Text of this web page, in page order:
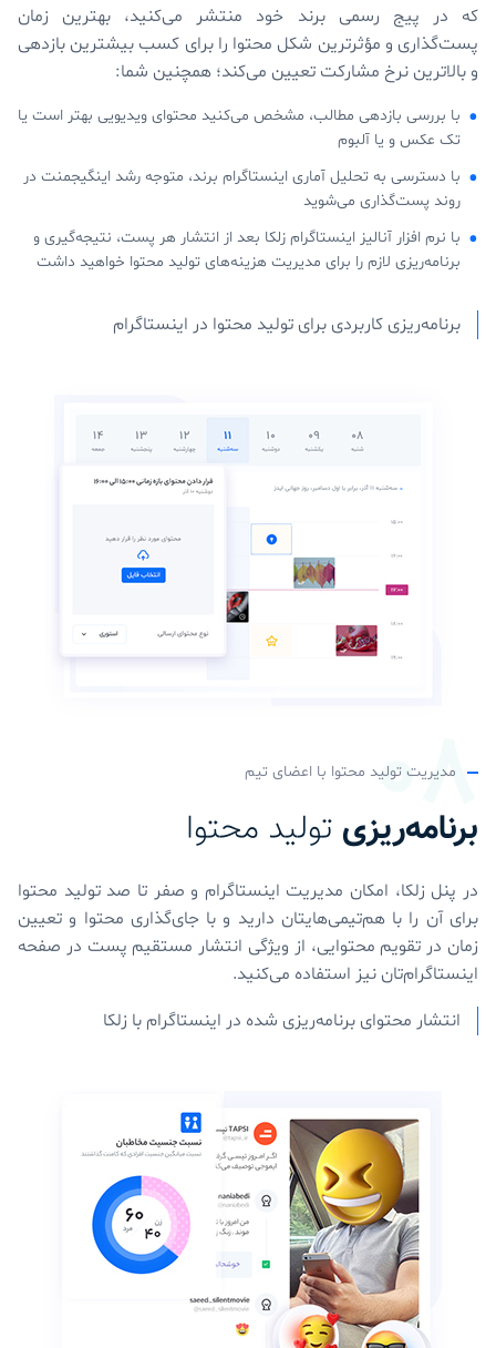
که در پیج رسمی برند خود منتشر می‌کنید، بهترین زمان
پست‌گذاری و مؤثرترین شکل محتوا را برای کسب بیشترین بازدهی
و بالاترین نرخ مشارکت تعیین می‌کند؛ همچنین شما:
با بررسی بازدهی مطالب، مشخص می‌کنید محتوای ویدیویی بهتر است یا
تک عکس و یا آلبوم
با دسترسی به تحلیل آماری اینستاگرام برند، متوجه رشد اینگیجمنت در
روند پست‌گذاری می‌شوید
با نرم افزار آنالیز اینستاگرام زلکا بعد از انتشار هر پست، نتیجه‌گیری و
برنامه‌ریزی لازم را برای مدیریت هزینه‌های تولید محتوا خواهید داشت
برنامه‌ریزی کاربردی برای تولید محتوا در اینستاگرام
مدیریت تولید محتوا با اعضای تیم
برنامه‌ریزی تولید محتوا
در پنل زلکا، امکان مدیریت اینستاگرام و صفر تا صد تولید محتوا
برای آن را با هم‌تیمی‌هایتان دارید و با جای‌گذاری محتوا و تعیین
زمان در تقویم محتوایی، از ویژگی انتشار مستقیم پست در صفحه
اینستاگرام‌تان نیز استفاده می‌کنید.
انتشار محتوای برنامه‌ریزی شده در اینستاگرام با زلکا